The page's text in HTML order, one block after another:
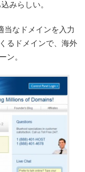
みらしい。
当なドメインを入力
るドメインで、海外
ン。